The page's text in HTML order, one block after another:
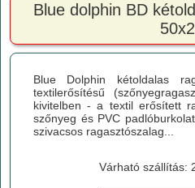
Blue dolphin BD
Blue Dolphin kétoldalas
textilerősítésű
kivitelben - a textil erősített
szőnyeg és PVC
szivacsos ragasztószalag...
Várható szállítás: